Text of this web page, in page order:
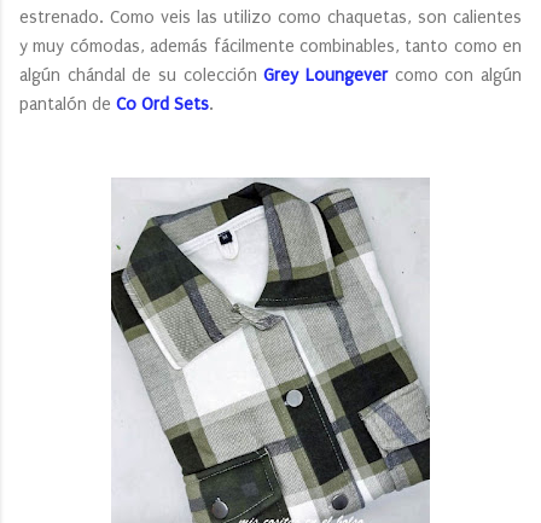
estrenado. Como veis las utilizo como chaquetas, son calientes
y muy cómodas, además fácilmente combinables, tanto como en
algún chándal de su colecciónGrey Loungevercomo con algún
pantalón de Co Ord Sets.